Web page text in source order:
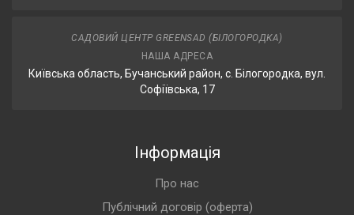
САДОВИЙ ЦЕНТР GREENSAD (БІЛОГОРОДКА)
НАША АДРЕСА
Київська область, Бучанський район, с. Білогородка, вул.
Софіївська, 17
Інформація
Про нас
Публічний договір (оферта)